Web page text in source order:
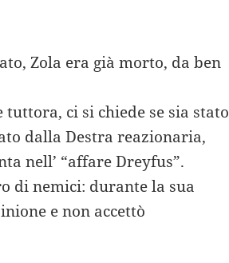
Zola era già morto, da ben
ci si chiede se sia stato
dalla Destra reazionaria,
nell’ “affare Dreyfus”.
di nemici: durante la sua
e non accettò